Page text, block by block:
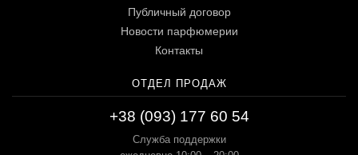
Публичный договор
Новости парфюмерии
Контакты
ОТДЕЛ ПРОДАЖ
+38 (093) 177 60 54
Служба поддержки